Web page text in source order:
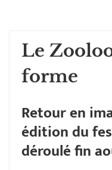
Le
forme
Retour en
édition du
déroulé fin